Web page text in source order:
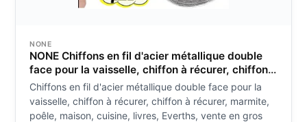
NONE
NONE Chiffons en fil d'acier métallique double
face pour la vaisselle, chiffon à récurer, chiffon à
récurer, marmite, poêle, maison, cuisine, livres,
Everths, vente en gros
Chiffons en fil d'acier métallique double face pour la
vaisselle, chiffon à récurer, chiffon à récurer, marmite,
poêle, maison, cuisine, livres, Everths, vente en gros